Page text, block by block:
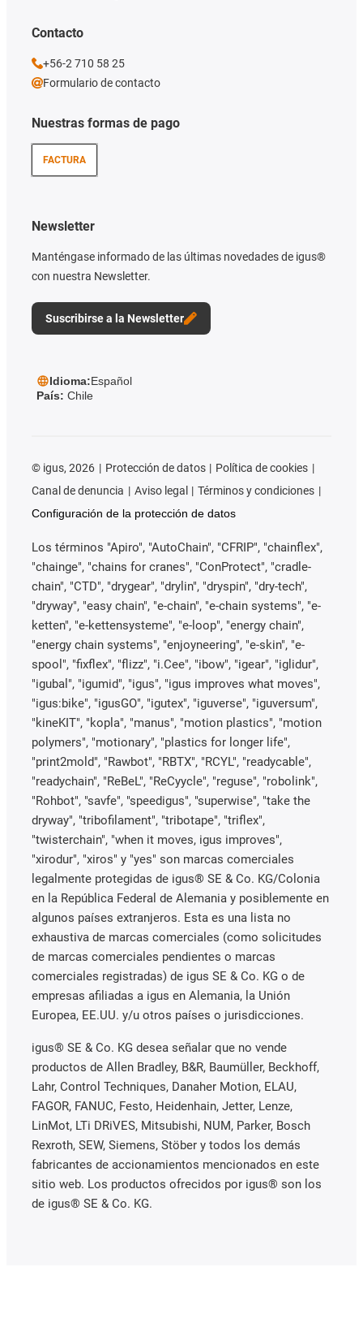
Nuestras formas de pago
FACTURA
Newsletter
Manténgase informado de las últimas novedades de igus®
con nuestra Newsletter.
Suscribirse a la Newsletter
Contacto
+56-2 710 58 25
Formulario de contacto
Idioma:Español
País: Chile
© igus, 2026 Protección de datos
Política de cookies
Canal de denuncia
Aviso legal
Términos y condiciones
Configuración de la protección de datos
Los términos "Apiro", "AutoChain", "CFRIP", "chainflex",
"chainge", "chains for cranes", "ConProtect", "cradle-
chain", "CTD", "drygear", "drylin", "dryspin", "dry-tech",
"dryway", "easy chain", "e-chain", "e-chain systems", "e-
ketten", "e-kettensysteme", "e-loop", "energy chain",
"energy chain systems", "enjoyneering", "e-skin", "e-
spool", "fixflex", "flizz", "i.Cee", "ibow", "igear", "iglidur",
"igubal", "igumid", "igus", "igus improves what moves",
"igus:bike", "igusGO", "igutex", "iguverse", "iguversum",
"kineKIT", "kopla", "manus", "motion plastics", "motion
polymers", "motionary", "plastics for longer life",
"print2mold", "Rawbot", "RBTX", "RCYL", "readycable",
"readychain", "ReBeL", "ReCyycle", "reguse", "robolink",
"Rohbot", "savfe", "speedigus", "superwise", "take the
dryway", "tribofilament", "tribotape", "triflex",
"twisterchain", "when it moves, igus improves",
"xirodur", "xiros" y "yes" son marcas comerciales
legalmente protegidas de igus® SE & Co. KG/Colonia
en la República Federal de Alemania y posiblemente en
algunos países extranjeros. Esta es una lista no
exhaustiva de marcas comerciales (como solicitudes
de marcas comerciales pendientes o marcas
comerciales registradas) de igus SE & Co. KG o de
empresas afiliadas a igus en Alemania, la Unión
Europea, EE.UU. y/u otros países o jurisdicciones.
igus® SE & Co. KG desea señalar que no vende
productos de Allen Bradley, B&R, Baumüller, Beckhoff,
Lahr, Control Techniques, Danaher Motion, ELAU,
FAGOR, FANUC, Festo, Heidenhain, Jetter, Lenze,
LinMot, LTi DRiVES, Mitsubishi, NUM, Parker, Bosch
Rexroth, SEW, Siemens, Stöber y todos los demás
fabricantes de accionamientos mencionados en este
sitio web. Los productos ofrecidos por igus® son los
de igus® SE & Co. KG.